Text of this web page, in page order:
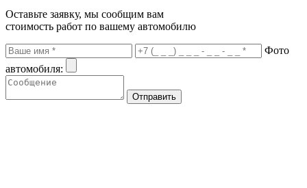
Оставьте заявку, мы сообщим вам
стоимость работ по вашему автомобилю
Фото
автомобиля: